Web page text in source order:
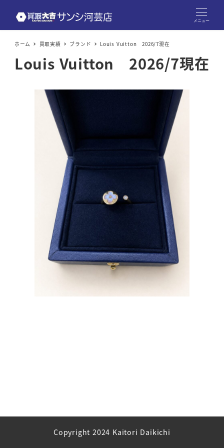
メニュー
ホーム 買取実績 ブランド Louis Vuitton 2026/7現在
Louis Vuitton 2026/7現在
Copyright 2024 Kaitori Daikichi